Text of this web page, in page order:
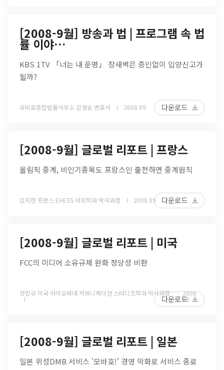
[2008-9월] 방송과 법 | 프로그램 속 법
률 이야…
KBS 1TV 「너는 내 운명」 장새벽은 증인없이 입양신고가
될까?
유비로종합법률사무소 김영순 변호사 2008 09 다운로드
[2008-9월] 글로벌 리포트 | 프랑스
올림픽 중계, 비인기종목도 프랑스인 출전하면 중계원칙
김지현 프랑스 EHESS 사회학과 박사과정 2008 09 다운로드
[2008-9월] 글로벌 리포트 | 미국
FCC의 미디어 소유규제 완화 정당성 비판
성민규 미국 아이오와대 커뮤니케이션 스터디즈학과 박사과정 2008
09
다운로드
[2008-9월] 글로벌 리포트 | 일본
일본 위성DMB 서비스 '모바호!' 경영 악화로 서비스 종료